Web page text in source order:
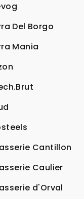
Del Borgo
Mania
Cantillon
Caulier
d'Orval